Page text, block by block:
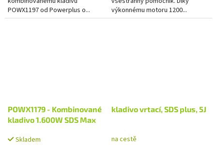
POWX1197 od Powerplus o...
výkonnému motoru 1200...
POWX1179 - Kombinované
kladivo 1.600W SDS Max
Skladem
kladivo vrtací, SDS plus, 5J
na cestě